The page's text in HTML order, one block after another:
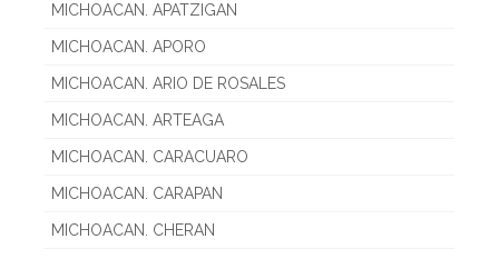
MICHOACAN. APATZIGAN
MICHOACAN. APORO
MICHOACAN. ARIO DE ROSALES
MICHOACAN. ARTEAGA
MICHOACAN. CARACUARO
MICHOACAN. CARAPAN
MICHOACAN. CHERAN